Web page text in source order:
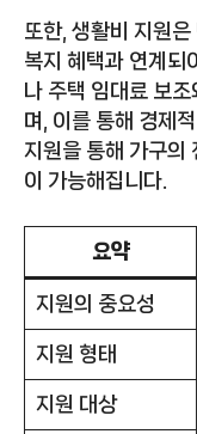
또한, 생활비 지원
복지 혜택과 연계되
나 주택 임대료 보
며, 이를 통해 경제
지원을 통해 가구의
이 가능해집니다.
요약
지원의 중요성
지원 형태
지원 대상